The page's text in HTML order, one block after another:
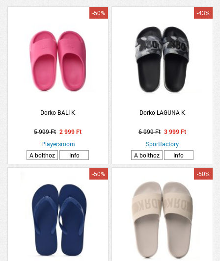
Dorko BALI K
-50%
5 999 Ft 2 999 Ft
Playersroom
A bolthoz
Info
Dorko LAGUNA K
-43%
6 999 Ft 3 999 Ft
Sportfactory
A bolthoz
Info
-50% -50%